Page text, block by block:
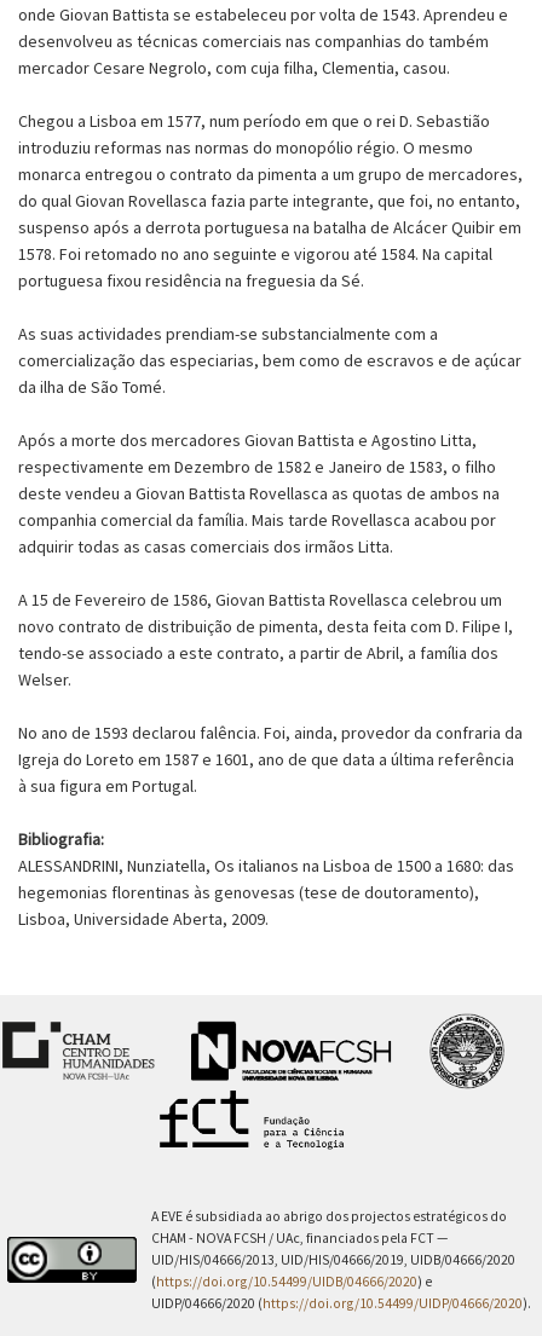
onde Giovan Battista se estabeleceu por volta de 1543. Aprendeu e
desenvolveu as técnicas comerciais nas companhias do também
mercador Cesare Negrolo, com cuja filha, Clementia, casou.
Chegou a Lisboa em 1577, num período em que o rei D. Sebastião
introduziu reformas nas normas do monopólio régio. O mesmo
monarca entregou o contrato da pimenta a um grupo de mercadores,
do qual Giovan Rovellasca fazia parte integrante, que foi, no entanto,
suspenso após a derrota portuguesa na batalha de Alcácer Quibir em
1578. Foi retomado no ano seguinte e vigorou até 1584. Na capital
portuguesa fixou residência na freguesia da Sé.
As suas actividades prendiam-se substancialmente com a
comercialização das especiarias, bem como de escravos e de açúcar
da ilha de São Tomé.
Após a morte dos mercadores Giovan Battista e Agostino Litta,
respectivamente em Dezembro de 1582 e Janeiro de 1583, o filho
deste vendeu a Giovan Battista Rovellasca as quotas de ambos na
companhia comercial da família. Mais tarde Rovellasca acabou por
adquirir todas as casas comerciais dos irmãos Litta.
A 15 de Fevereiro de 1586, Giovan Battista Rovellasca celebrou um
novo contrato de distribuição de pimenta, desta feita com D. Filipe I,
tendo-se associado a este contrato, a partir de Abril, a família dos
Welser.
No ano de 1593 declarou falência. Foi, ainda, provedor da confraria da
Igreja do Loreto em 1587 e 1601, ano de que data a última referência
à sua figura em Portugal.
Bibliografia:
ALESSANDRINI, Nunziatella, Os italianos na Lisboa de 1500 a 1680: das
hegemonias florentinas às genovesas (tese de doutoramento),
Lisboa, Universidade Aberta, 2009.
A EVE é subsidiada ao abrigo dos projectos estratégicos do
CHAM - NOVA FCSH / UAc, financiados pela FCT —
UID/HIS/04666/2013, UID/HIS/04666/2019, UIDB/04666/2020
(https://doi.org/10.54499/UIDB/04666/2020) e
UIDP/04666/2020 (https://doi.org/10.54499/UIDP/04666/2020).